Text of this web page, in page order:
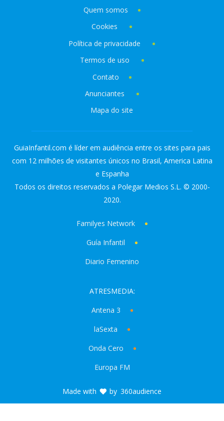
Quem somos
Cookies
Política de privacidade
Termos de uso
Contato
Anunciantes
Mapa do site
GuiaInfantil.com é líder em audiência entre os sites para pais
com 12 milhões de visitantes únicos no Brasil, America Latina
e Espanha
Todos os direitos reservados a Polegar Medios S.L. © 2000-
2020.
Familyes Network
Guía Infantil
Diario Femenino
ATRESMEDIA:
Antena 3
laSexta
Onda Cero
Europa FM
Made with by 360audience